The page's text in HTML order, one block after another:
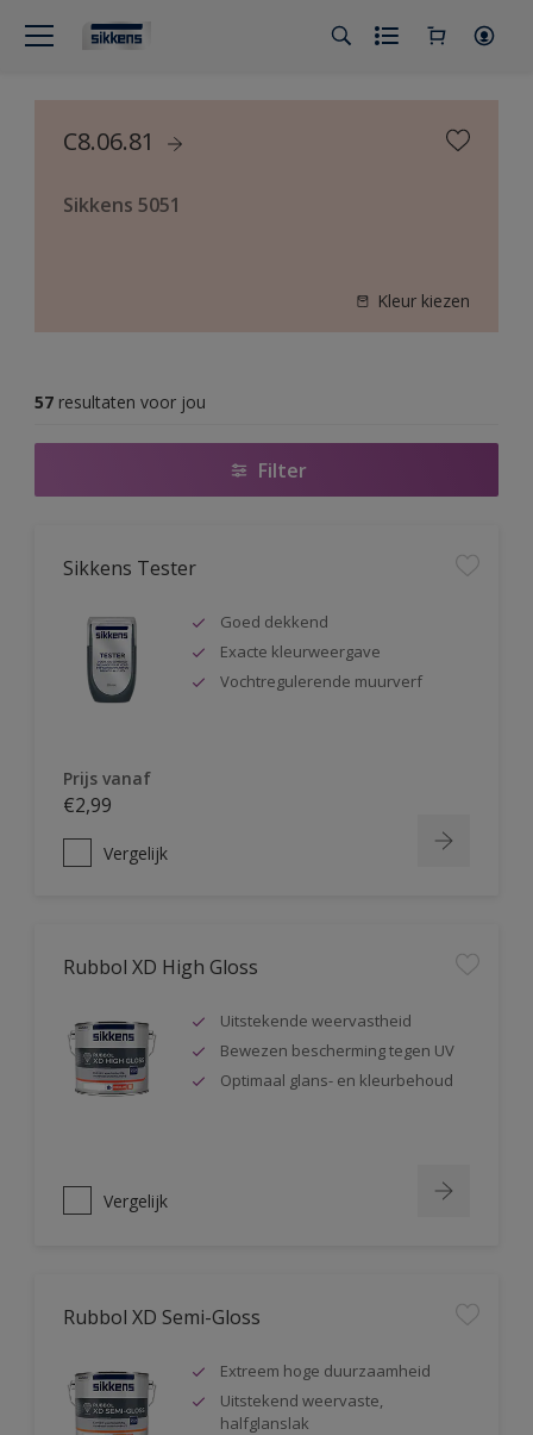
C8.06.81
Sikkens 5051
Kleur kiezen
57 resultaten voor jou
Filter
Sikkens Tester
Goed dekkend
Exacte kleurweergave
Vochtregulerende muurverf
Prijs vanaf
€2,99
Vergelijk
Rubbol XD High Gloss
Uitstekende weervastheid
Bewezen bescherming tegen UV
Optimaal glans- en kleurbehoud
Vergelijk
Rubbol XD Semi-Gloss
Extreem hoge duurzaamheid
Uitstekend weervaste,
halfglanslak